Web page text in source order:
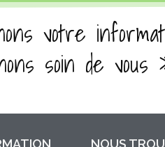
votre
soin de vous
NOUS